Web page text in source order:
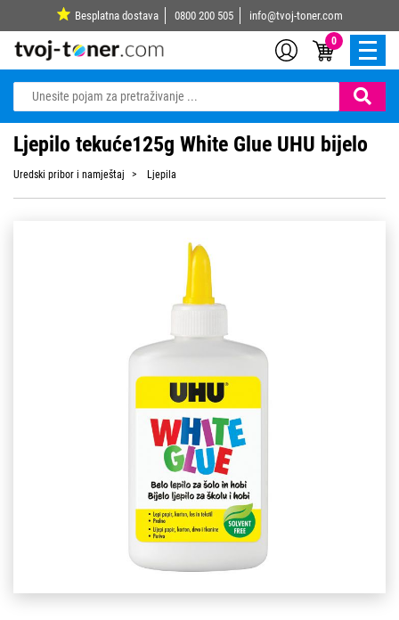
Besplatna dostava 0800 200 505 info@tvoj-toner.com
0
Ljepilo tekuće125g White Glue UHU bijelo
Uredski pribor i namještaj Ljepila